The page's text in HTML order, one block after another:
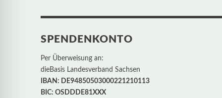
SPENDENKONTO
Per Überweisung an:
dieBasis Landesverband Sachsen
IBAN: DE94850503000221210113
BIC: OSDDDE81XXX